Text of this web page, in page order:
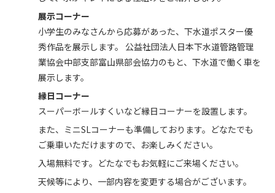
展示コーナー
小学生のみなさんから応募があった、下水道ポスター優
秀作品を展示します。 公益社団法人日本下水道管路管理
業協会中部支部富山県部会協力のもと、下水道で働く車を
展示します。
縁日コーナー
スーパーボールすくいなど縁日コーナーを設置します。
また、ミニSLコーナーも準備しております。どなたでも
ご乗車いただけますので、お楽しみください。
入場無料です。どたなでもお気軽にご来場ください。
天候等により、一部内容を変更する場合がございます。